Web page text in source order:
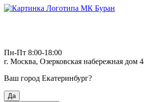
Пн-Пт 8:00-18:00
г. Москва, Озерковская набережная дом
Ваш город Екатеринбург?
Да